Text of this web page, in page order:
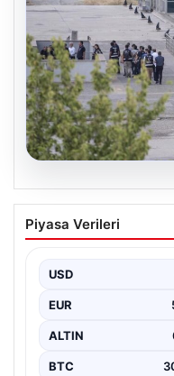
05.08.2026
Etimesgut
Kapsamlı
Çıktı
Ankara’nın
yönelik yürütülen
önemli gelişmeler
Piyasa Verileri
USD
EUR
ALTIN
BTC